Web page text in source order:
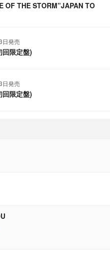
OF THE STORM”JAPAN TO
日発売
限定盤)
日発売
限定盤)